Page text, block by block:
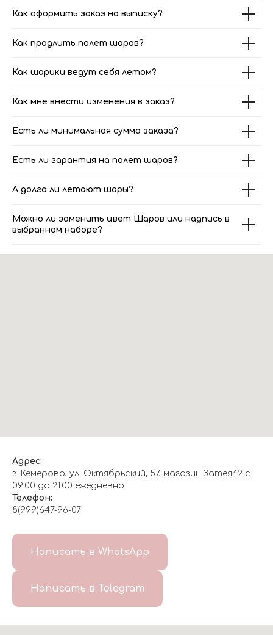
Как оформить заказ на выписку?
Как продлить полет шаров?
Как шарики ведут себя летом?
Как мне внести изменения в заказ?
Есть ли минимальная сумма заказа?
Есть ли гарантия на полет шаров?
А долго ли летают шары?
Можно ли заменить цвет Шаров или надпись в
выбранном наборе?
Адрес:
г. Кемерово, ул. Октябрьский, 57, магазин Затея42 с
09:00 до 21:00 ежедневно.
Телефон:
8(999)647-96-07
Написать в WhatsApp
Написать в Telegram